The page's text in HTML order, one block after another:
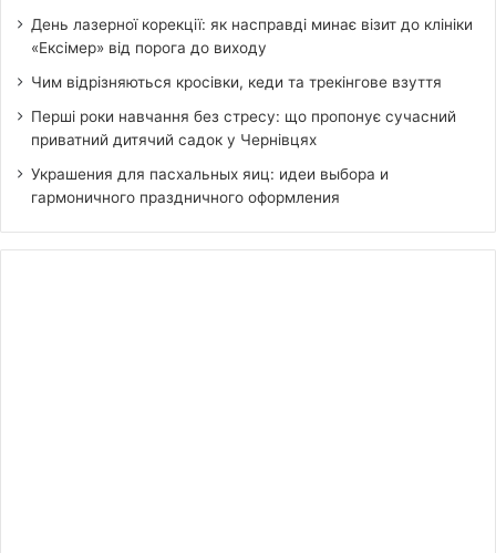
День лазерної корекції: як насправді минає візит до клініки
«Ексімер» від порога до виходу
Чим відрізняються кросівки, кеди та трекінгове взуття
Перші роки навчання без стресу: що пропонує сучасний
приватний дитячий садок у Чернівцях
Украшения для пасхальных яиц: идеи выбора и
гармоничного праздничного оформления